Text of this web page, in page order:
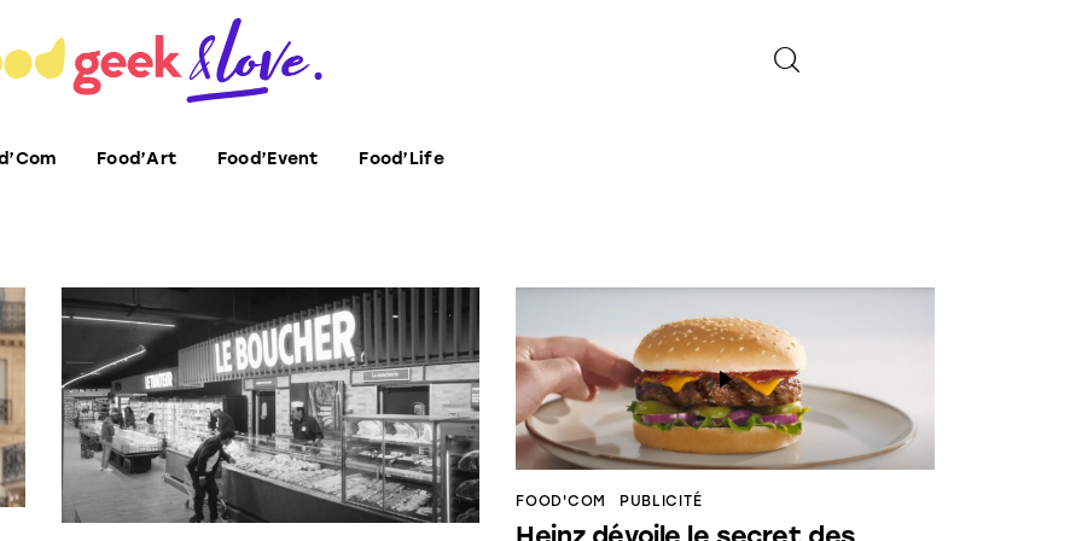
Food’Art Food’Event Food’Life
FOOD'COM PUBLICITÉ